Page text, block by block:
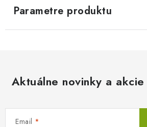
Parametre produktu
Aktuálne novinky a
Email